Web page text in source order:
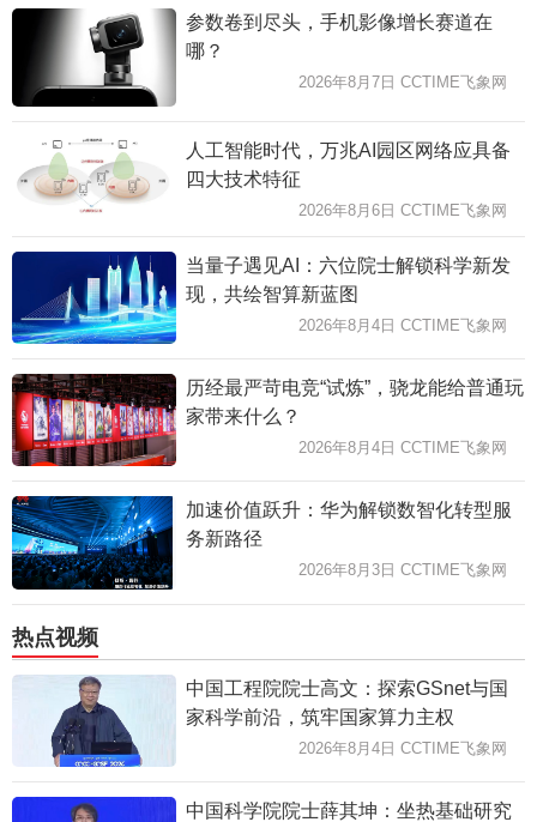
参数卷到尽头，手机影像增长赛道在
哪？
2026年8月7日 CCTIME飞象网
人工智能时代，万兆AI园区网络应具备
四大技术特征
2026年8月6日 CCTIME飞象网
当量子遇见AI：六位院士解锁科学新发
现，共绘智算新蓝图
2026年8月4日 CCTIME飞象网
历经最严苛电竞“试炼”，骁龙能给普通玩
家带来什么？
2026年8月4日 CCTIME飞象网
加速价值跃升：华为解锁数智化转型服
务新路径
2026年8月3日 CCTIME飞象网
热点视频
中国工程院院士高文：探索GSnet与国
家科学前沿，筑牢国家算力主权
2026年8月4日 CCTIME飞象网
中国科学院院士薛其坤：坐热基础研究